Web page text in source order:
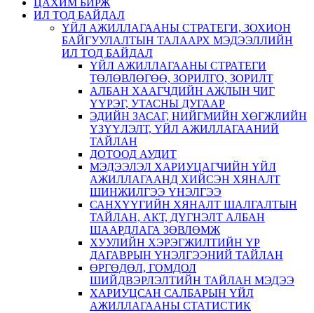
ЦАХИМ БИРЖ
ИЛ ТОД БАЙДАЛ
ҮЙЛ АЖИЛЛАГААНЫ СТРАТЕГИ, ЗОХИОН
БАЙГУУЛАЛТЫН ТАЛААРХ МЭДЭЭЛЛИЙН
ИЛ ТОД БАЙДАЛ
ҮЙЛ АЖИЛЛАГААНЫ СТРАТЕГИ
ТӨЛӨВЛӨГӨӨ, ЗОРИЛГО, ЗОРИЛТ
АЛБАН ХААГЧДИЙН АЖЛЫН ЧИГ
ҮҮРЭГ, УТАСНЫ ДУГААР
ЭДИЙН ЗАСАГ, НИЙГМИЙН ХӨГЖЛИЙН
ҮЗҮҮЛЭЛТ, ҮЙЛ АЖИЛЛАГААНИЙ
ТАЙЛАН
ДОТООД АУДИТ
МЭДЭЭЛЭЛ ХАРИУЦАГЧИЙН ҮЙЛ
АЖИЛЛАГААНД ХИЙСЭН ХЯНАЛТ
ШИНЖИЛГЭЭ ҮНЭЛГЭЭ
САНХҮҮГИЙН ХЯНАЛТ ШАЛГАЛТЫН
ТАЙЛАН, АКТ, ДҮГНЭЛТ АЛБАН
ШААРДЛАГА ЗӨВЛӨМЖ
ХУУЛИЙН ХЭРЭГЖИЛТИЙН ҮР
ДАГАВРЫН ҮНЭЛГЭЭНИЙ ТАЙЛАН
ӨРГӨДӨЛ, ГОМДОЛ
ШИЙДВЭРЛЭЛТИЙН ТАЙЛАН МЭДЭЭ
ХАРИУЦСАН САЛБАРЫН ҮЙЛ
АЖИЛЛАГААНЫ СТАТИСТИК